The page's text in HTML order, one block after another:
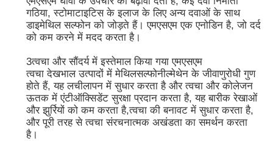
गठिया, स्टोमाटाइटिस के इलाज के लिए अन्य दवाओं के साथ
डाइमेथिल सल्फोन को जोड़ते हैं। एमएसएम एक एनोडिन है, जो दर्द
को कम करने में मदद करता है।
3त्वचा और सौंदर्य में इस्तेमाल किया गया एमएसएम
त्वचा देखभाल उत्पादों में मेथिलसल्फोनील्मेथेन के जीवाणुरोधी गुण
होते हैं, यह लचीलापन में सुधार करता है और त्वचा और कोलेजन
ऊतक में एंटीऑक्सिडेंट सुरक्षा प्रदान करता है, यह बारीक रेखाओं
और झुर्रियों को कम करता है,त्वचा की बनावट में सुधार करता है,
और पूरी तरह से त्वचा संरचनात्मक अखंडता का समर्थन करता
है।